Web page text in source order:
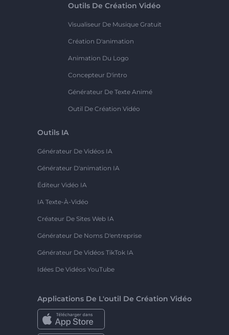
Outils De Création Vidéo
Visualiseur De Musique Gratuit
Création D'animation
Animation Du Logo
Concepteur D'intro
Générateur De Texte Animé
Outil De Création Vidéo
Outils IA
Générateur De Vidéos IA
Générateur D'animation IA
Éditeur Vidéo IA
IA Texte-À-Vidéo
Créateur De Sites Web IA
Générateur De Noms D'entreprise
Générateur De Vidéos TikTok IA
Idées De Vidéos YouTube
Applications De L'outil De Création Vidéo